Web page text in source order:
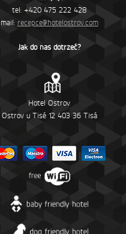
tel: +420 475 222 428
mail: recepce@hotelostrov.com
Jak do nas dotrzeć?
Hotel Ostrov
Ostrov u Tisé 12 403 36 Tisá